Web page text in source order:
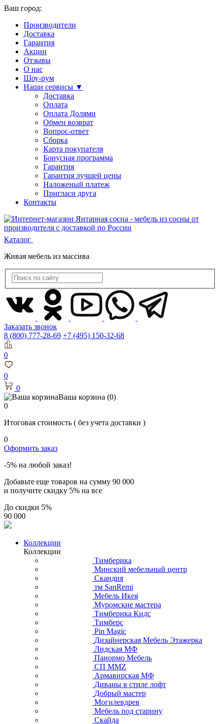
Ваш город:
Производители
Доставка
Гарантия
Акции
Отзывы
О нас
Шоу-рум
Наши сервисы ▼
Доставка
Оплата
Оплата Долями
Обмен возврат
Вопрос-ответ
Сборка
Карта покупателя
Бонусная программа
Гарантия
Гарантия лучшей цены
Наложеный платеж
Пригласи друга
Контакты
Каталог
Живая мебель из массива
Заказать звонок
8 (800) 777-28-69 +7 (495) 150-32-68
0
0
0
Ваша корзина (0)
0
Итоговая стоимость ( без учета доставки )
0
Оформить заказ
-5% на любой заказ!
Добавьте еще товаров на сумму 90 000
и получите скидку 5% на все
До скидки 5%
90 000
Коллекции
Коллекции
Тимберика
Минский мебельный центр
Скандия
тм SanRemi
Мебель Икея
Муромские мастера
Тимберика Кидс
Тимберс
Pin Magic
Дизайнерская Мебель Этажерка
Лидская МФ
Панормо Мебель
СП ММZ
Армавирская МФ
Диваны в стиле лофт
Добрый мастер
Могилевдрев
Мебель под старину
Скайда